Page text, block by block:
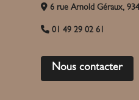
6 rue Arnold Géraux,
01 49 29 02 61
Nous contacter